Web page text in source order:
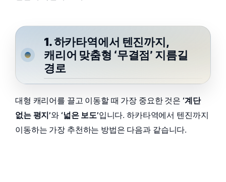
1. 하카타역에서 텐진까지,
캐리어 맞춤형 ‘무결점’ 지름길
경로
대형 캐리어를 끌고 이동할 때 가장 중요한 것은 ‘계단
없는 평지’와 ‘넓은 보도’입니다. 하카타역에서 텐진까지
이동하는 가장 추천하는 방법은 다음과 같습니다.